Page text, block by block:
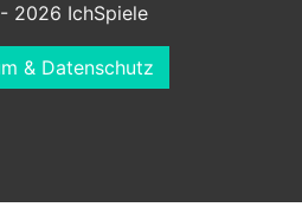
2026 IchSpiele
& Datenschutz